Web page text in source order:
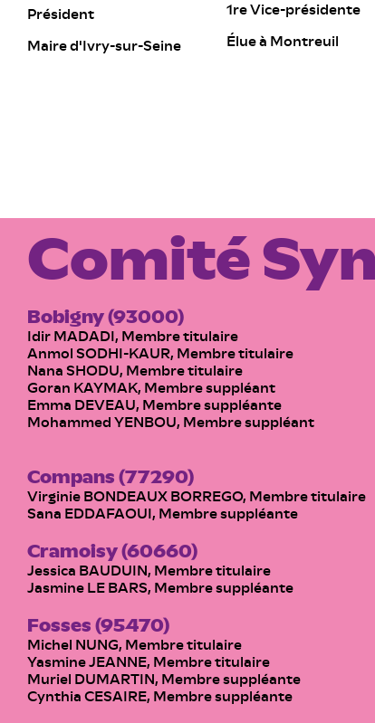
Président
Maire d'Ivry-sur-Seine
1re Vice-présidente
Élue à Montreuil
Comité
Bobigny (93000)
Idir MADADI, Membre titulaire
Anmol SODHI-KAUR, Membre titulaire
Nana SHODU, Membre titulaire
Goran KAYMAK, Membre suppléant
Emma DEVEAU, Membre suppléante
Mohammed YENBOU, Membre suppléant
Compans (77290)
Virginie BONDEAUX BORREGO, Membre titulaire
Sana EDDAFAOUI, Membre suppléante
Cramoisy (60660)
Jessica BAUDUIN, Membre titulaire
Jasmine LE BARS, Membre suppléante
Fosses (95470)
Michel NUNG, Membre titulaire
Yasmine JEANNE, Membre titulaire
Muriel DUMARTIN, Membre suppléante
Cynthia CESAIRE, Membre suppléante